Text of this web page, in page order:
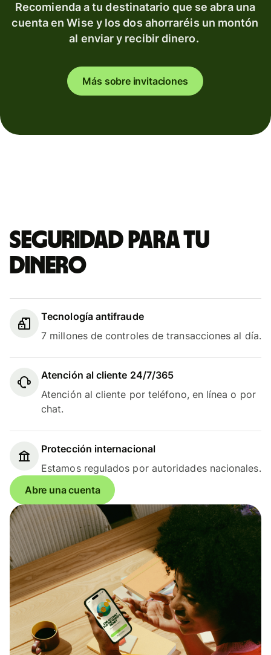
Recomienda a tu destinatario que se abra una
cuenta en Wise y los dos ahorraréis un montón
al enviar y recibir dinero.
Más sobre invitaciones
Seguridad para tu
dinero
Tecnología antifraude
7 millones de controles de transacciones al día.
Atención al cliente 24/7/365
Atención al cliente por teléfono, en línea o por
chat.
Protección internacional
Estamos regulados por autoridades nacionales.
Abre una cuenta